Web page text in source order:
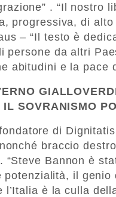
. “Il nostro
progressiva, di
– “Il testo è
persone da altri
abitudini e la pace
SOVRANISMO
di
braccio
“Steve Bannon è
il genio
l’Italia è la culla